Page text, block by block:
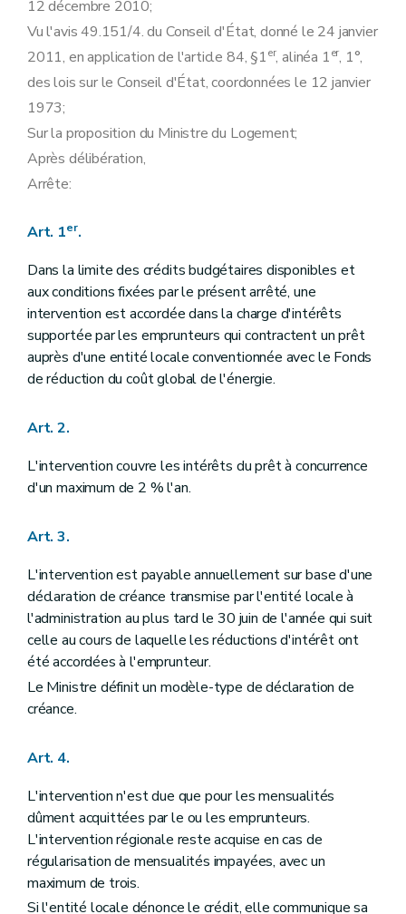
12 décembre 2010;
Vu l'avis 49.151/4. du Conseil d'État, donné le 24 janvier
2011, en application de l'article 84, §1er, alinéa 1er, 1°,
des lois sur le Conseil d'État, coordonnées le 12 janvier
1973;
Sur la proposition du Ministre du Logement;
Après délibération,
Arrête:
Art. 1er.
Dans la limite des crédits budgétaires disponibles et
aux conditions fixées par le présent arrêté, une
intervention est accordée dans la charge d'intérêts
supportée par les emprunteurs qui contractent un prêt
auprès d'une entité locale conventionnée avec le Fonds
de réduction du coût global de l'énergie.
Art. 2.
L'intervention couvre les intérêts du prêt à concurrence
d'un maximum de 2 % l'an.
Art. 3.
L'intervention est payable annuellement sur base d'une
déclaration de créance transmise par l'entité locale à
l'administration au plus tard le 30 juin de l'année qui suit
celle au cours de laquelle les réductions d'intérêt ont
été accordées à l'emprunteur.
Le Ministre définit un modèle-type de déclaration de
créance.
Art. 4.
L'intervention n'est due que pour les mensualités
dûment acquittées par le ou les emprunteurs.
L'intervention régionale reste acquise en cas de
régularisation de mensualités impayées, avec un
maximum de trois.
Si l'entité locale dénonce le crédit, elle communique sa